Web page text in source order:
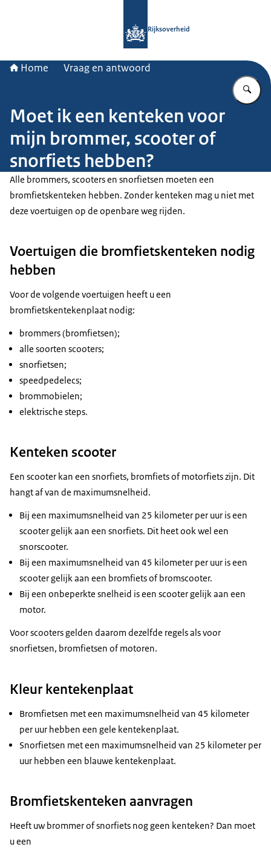
Rijksoverheid
Home Vraag en antwoord
Moet ik een kenteken voor
mijn brommer, scooter of
snorfiets hebben?
Alle brommers, scooters en snorfietsen moeten een
bromfietskenteken hebben. Zonder kenteken mag u niet met
deze voertuigen op de openbare weg rijden.
Voertuigen die bromfietskenteken nodig
hebben
Voor de volgende voertuigen heeft u een
bromfietskentekenplaat nodig:
brommers (bromfietsen);
alle soorten scooters;
snorfietsen;
speedpedelecs;
brommobielen;
elektrische steps.
Kenteken scooter
Een scooter kan een snorfiets, bromfiets of motorfiets zijn. Dit
hangt af van de maximumsnelheid.
Bij een maximumsnelheid van 25 kilometer per uur is een
scooter gelijk aan een snorfiets. Dit heet ook wel een
snorscooter.
Bij een maximumsnelheid van 45 kilometer per uur is een
scooter gelijk aan een bromfiets of bromscooter.
Bij een onbeperkte snelheid is een scooter gelijk aan een
motor.
Voor scooters gelden daarom dezelfde regels als voor
snorfietsen, bromfietsen of motoren.
Kleur kentekenplaat
Bromfietsen met een maximumsnelheid van 45 kilometer
per uur hebben een gele kentekenplaat.
Snorfietsen met een maximumsnelheid van 25 kilometer per
uur hebben een blauwe kentekenplaat.
Bromfietskenteken aanvragen
Heeft uw brommer of snorfiets nog geen kenteken? Dan moet
u een